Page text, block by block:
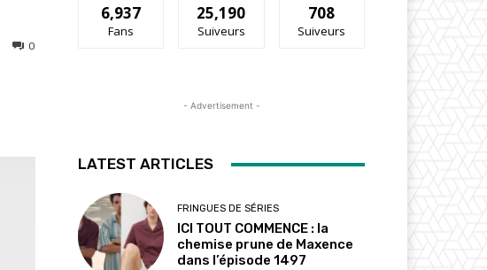
0
6,937
Fans
25,190
Suiveurs
708
Suiveurs
- Advertisement -
LATEST ARTICLES
FRINGUES DE SÉRIES
ICI TOUT COMMENCE : la
chemise prune de Maxence
dans l’épisode 1497